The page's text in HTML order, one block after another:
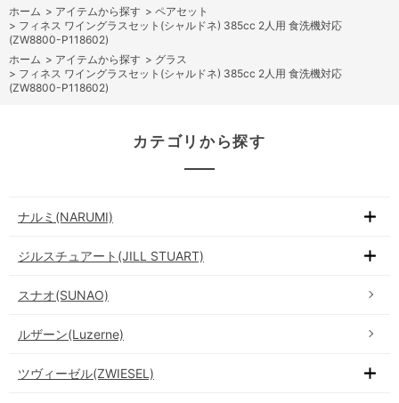
ホーム > アイテムから探す > ペアセット
> フィネス ワイングラスセット(シャルドネ) 385cc 2人用 食洗機対応
(ZW8800-P118602)
ホーム > アイテムから探す > グラス
> フィネス ワイングラスセット(シャルドネ) 385cc 2人用 食洗機対応
(ZW8800-P118602)
カテゴリから探す
ナルミ(NARUMI)
ジルスチュアート(JILL STUART)
スナオ(SUNAO)
ルザーン(Luzerne)
ツヴィーゼル(ZWIESEL)